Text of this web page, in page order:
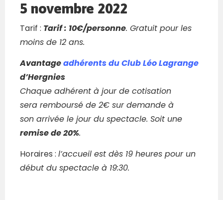
5 novembre 2022
Tarif : Tarif : 10€/personne. Gratuit pour les
moins de 12 ans.
Avantageadhérents du Club Léo Lagrange
d’Hergnies
Chaque adhérent à jour de cotisation
sera remboursé de 2€ sur demande à
son arrivée le jour du spectacle. Soit une
remise de 20%.
Horaires : l’accueil est dès 19 heures pour un
début du spectacle à 19:30.